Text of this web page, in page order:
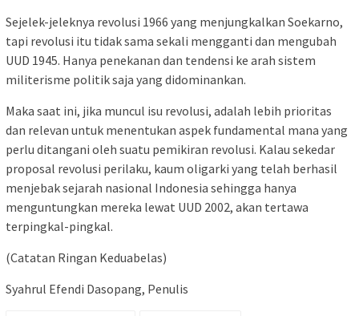
Sejelek-jeleknya revolusi 1966 yang menjungkalkan Soekarno,
tapi revolusi itu tidak sama sekali mengganti dan mengubah
UUD 1945. Hanya penekanan dan tendensi ke arah sistem
militerisme politik saja yang didominankan.
Maka saat ini, jika muncul isu revolusi, adalah lebih prioritas
dan relevan untuk menentukan aspek fundamental mana yang
perlu ditangani oleh suatu pemikiran revolusi. Kalau sekedar
proposal revolusi perilaku, kaum oligarki yang telah berhasil
menjebak sejarah nasional Indonesia sehingga hanya
menguntungkan mereka lewat UUD 2002, akan tertawa
terpingkal-pingkal.
(Catatan Ringan Keduabelas)
Syahrul Efendi Dasopang, Penulis